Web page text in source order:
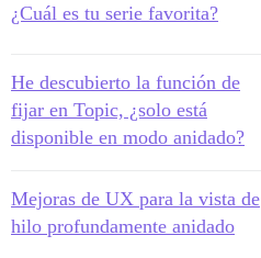
¿Cuál es tu serie favorita?
He descubierto la función de
fijar en Topic, ¿solo está
disponible en modo anidado?
Mejoras de UX para la vista de
hilo profundamente anidado